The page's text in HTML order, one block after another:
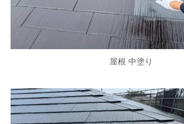
屋根 中塗り